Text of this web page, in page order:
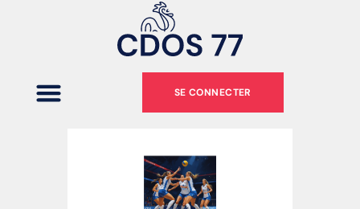
SE CONNECTER